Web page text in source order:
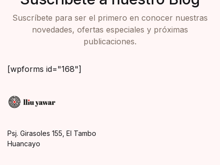
Suscríbete para ser el primero en conocer nuestras
novedades, ofertas especiales y próximas
publicaciones.
[wpforms id="168"]
Psj. Girasoles 155, El Tambo
Huancayo